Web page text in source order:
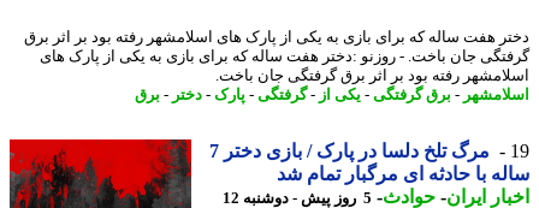
هفت ساله که برای بازی به یکی از پارک های اسلامشهر رفته بود بر اثر برق
جان باخت. - روزنو :دختر هفت ساله که برای بازی به یکی از پارک های
رفته بود بر اثر برق گرفتگی جان باخت.
-برق گرفتگی-یکی از-گرفتگی-پارک- دختر-برق
مرگ تلخ دلسا در پارک / بازی دختر 7
با حادثه ای مرگبار تمام شد
ایران- حوادث -
5 روز پیش - دوشنبه 12